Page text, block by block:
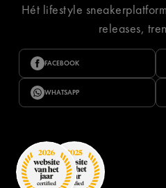
Hét lifestyle
releases,
FACEBOOK
WHATSAPP